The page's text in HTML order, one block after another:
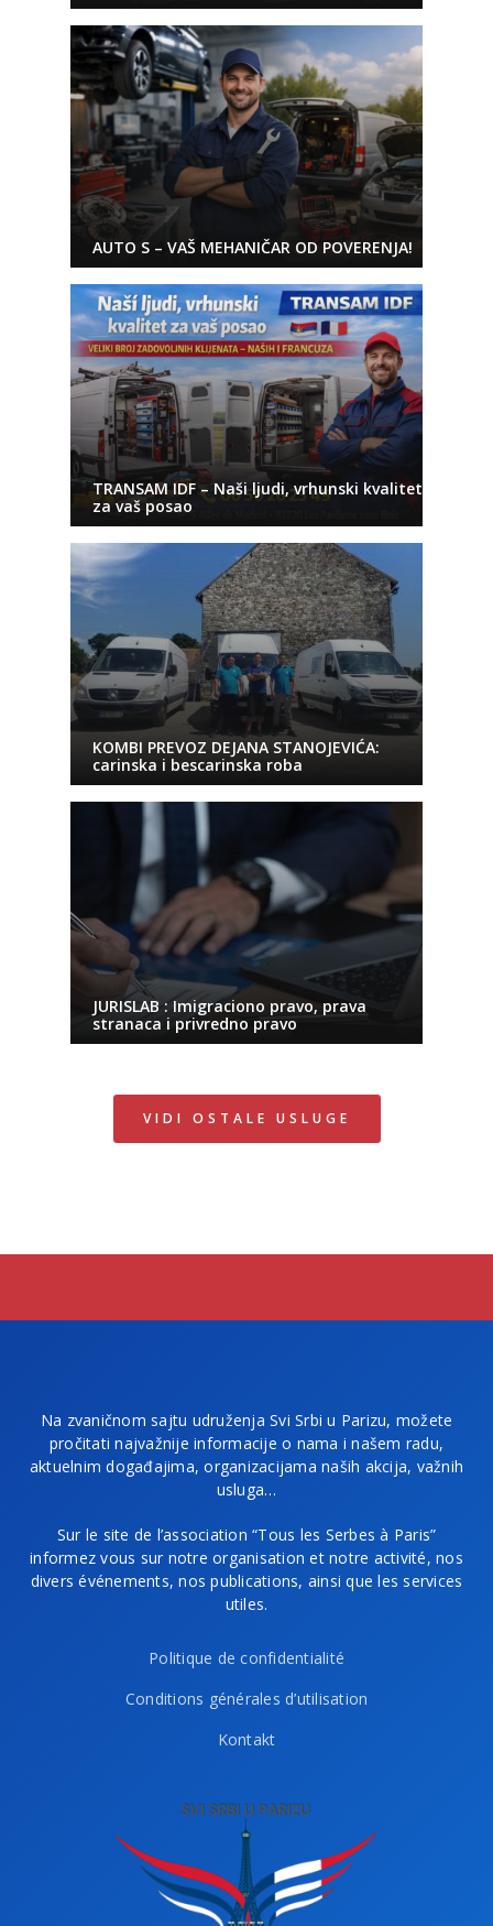
AUTO S – VAŠ MEHANIČAR OD POVERENJA!
TRANSAM IDF – Naši ljudi, vrhunski kvalitet
za vaš posao
KOMBI PREVOZ DEJANA STANOJEVIĆA:
carinska i bescarinska roba
JURISLAB : Imigraciono pravo, prava
stranaca i privredno pravo
VIDI OSTALE USLUGE
Na zvaničnom sajtu udruženja Svi Srbi u Parizu, možete
pročitati najvažnije informacije o nama i našem radu,
aktuelnim događajima, organizacijama naših akcija, važnih
usluga…
Sur le site de l’association “Tous les Serbes à Paris”
informez vous sur notre organisation et notre activité, nos
divers événements, nos publications, ainsi que les services
utiles.
Politique de confidentialité
Conditions générales d’utilisation
Kontakt